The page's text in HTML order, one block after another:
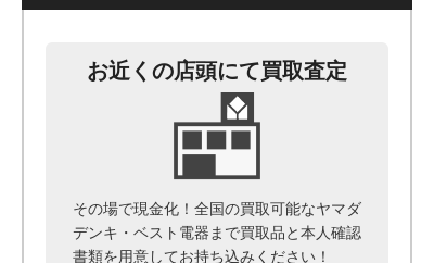
お近くの店頭にて買取査定
その場で現金化！全国の買取可能なヤマダ
デンキ・ベスト電器まで買取品と本人確認
書類を用意してお持ち込みください！